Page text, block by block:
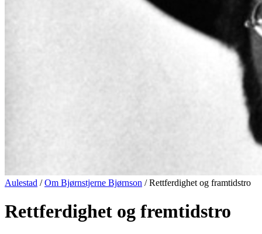
Aulestad /Om Bjørnstjerne Bjørnson / Rettferdighet og framtidstro
Rettferdighet og fremtidstro